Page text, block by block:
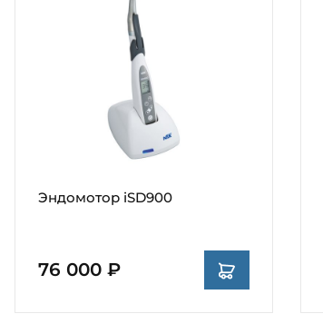
Эндомотор iSD900
76 000 ₽